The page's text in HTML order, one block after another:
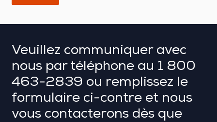
Veuillez communiquer avec
nous par téléphone au 1 800
463-2839 ou remplissez le
formulaire ci-contre et nous
vous contacterons dès que